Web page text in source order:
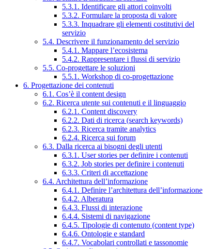
5.3.1. Identificare gli attori coinvolti
5.3.2. Formulare la proposta di valore
5.3.3. Inquadrare gli elementi costitutivi del
servizio
5.4. Descrivere il funzionamento del servizio
5.4.1. Mappare l’ecosistema
5.4.2. Rappresentare i flussi di servizio
5.5. Co-progettare le soluzioni
5.5.1. Workshop di co-progettazione
6. Progettazione dei contenuti
6.1. Cos’è il content design
6.2. Ricerca utente sui contenuti e il linguaggio
6.2.1. Content discovery
6.2.2. Dati di ricerca (search keywords)
6.2.3. Ricerca tramite analytics
6.2.4. Ricerca sui forum
6.3. Dalla ricerca ai bisogni degli utenti
6.3.1. User stories per definire i contenuti
6.3.2. Job stories per definire i contenuti
6.3.3. Criteri di accettazione
6.4. Architettura dell’informazione
6.4.1. Definire l’architettura dell’informazione
6.4.2. Alberatura
6.4.3. Flussi di interazione
6.4.4. Sistemi di navigazione
6.4.5. Tipologie di contenuto (content type)
6.4.6. Ontologie e standard
6.4.7. Vocabolari controllati e tassonomie